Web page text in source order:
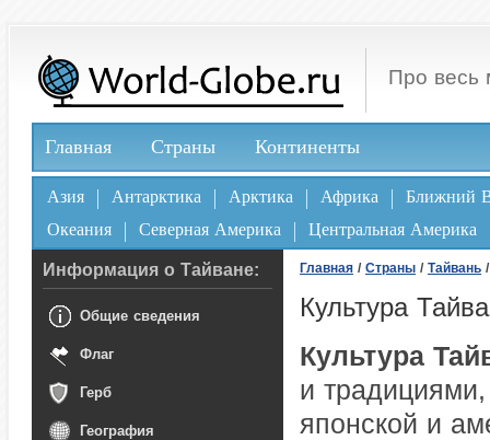
Про весь
Главная Страны Континенты
Азия Антарктика Арктика Африка
Ближний
Океания
Северная Америка Центральная Америка
Главная / Страны / Тайвань
Культура
Культура
и
японской и
Информация о Тайване:
Общие сведения
Флаг
Герб
География